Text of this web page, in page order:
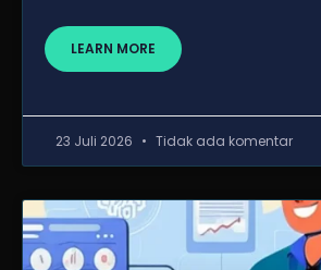
LEARN MORE
23 Juli 2026 Tidak ada komentar